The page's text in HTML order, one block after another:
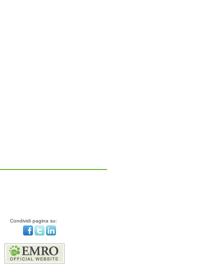
Condividi pagina su: